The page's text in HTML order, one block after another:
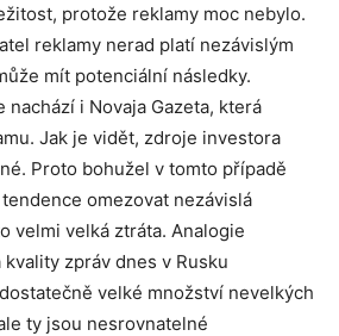
protože reklamy moc nebylo.
reklamy nerad platí nezávislým
mít potenciální následky.
nachází i Novaja Gazeta, která
Jak je vidět, zdroje investora
Proto bohužel v tomto případě
omezovat nezávislá
velmi velká ztráta. Analogie
zpráv dnes v Rusku
velké množství nevelkých
ty jsou nesrovnatelné